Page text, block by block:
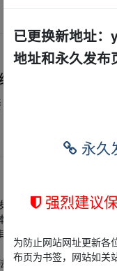
管理与维护」，
https://
布的网盘链接介绍展示帖
站立场，作者文责自负。
权归版权方所有！其
版权，请点击 版权投诉
已更换新地址
地址和永久发布
永久
强烈建议
为防止网站网址更新各
布页为书签，网站如关